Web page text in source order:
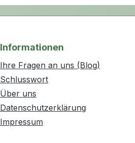
Informationen
Ihre Fragen an uns (Blog)
Schlusswort
Über uns
Datenschutzerklärung
Impressum